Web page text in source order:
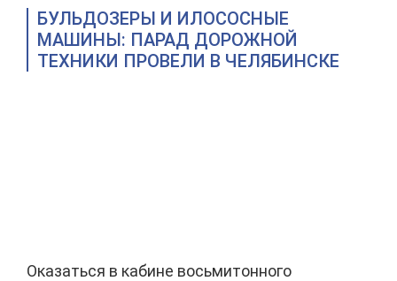
БУЛЬДОЗЕРЫ И ИЛОСОСНЫЕ
МАШИНЫ: ПАРАД ДОРОЖНОЙ
ТЕХНИКИ ПРОВЕЛИ В ЧЕЛЯБИНСКЕ
Оказаться в кабине восьмитонного